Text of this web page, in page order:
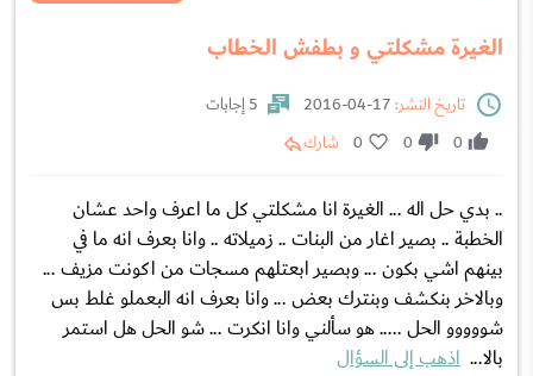
الغيرة مشكلتي و بطفش الخطاب
تاريخ النشر:
5 إجابات
0
0
0 شارك
.. بدي حل اله ... الغيرة انا مشكلتي كل ما اعرف واحد عشان
الخطبة .. بصير اغار من البنات .. زميلاته .. وانا بعرف انه ما في
بينهم اشي بكون ... وبصير ابعتلهم مسجات من اكونت مزيف ...
وبالاخر بنكشف وبنترك بعض ... وانا بعرف انه البعملو غلط بس
شووووو الحل ..... هو سألني وانا انكرت ... شو الحل هل استمر
بالا... اذهب إلى السؤال